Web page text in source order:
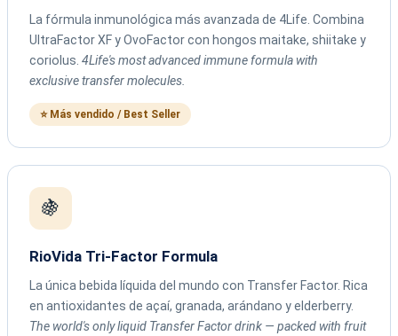
La fórmula inmunológica más avanzada de 4Life. Combina
UltraFactor XF y OvoFactor con hongos maitake, shiitake y
coriolus. 4Life's most advanced immune formula with
exclusive transfer molecules.
⭐ Más vendido / Best Seller
🍇
RioVida Tri-Factor Formula
La única bebida líquida del mundo con Transfer Factor. Rica
en antioxidantes de açaí, granada, arándano y elderberry.
The world's only liquid Transfer Factor drink — packed with fruit